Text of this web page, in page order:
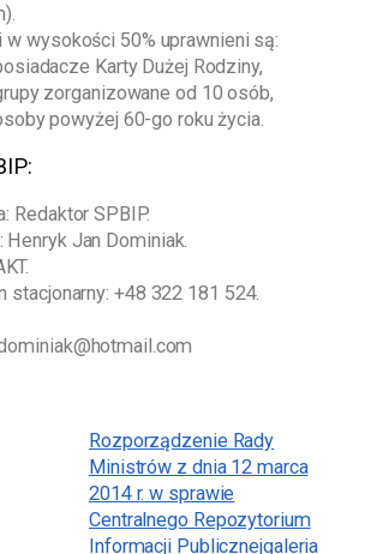
w wysokości 50% uprawnieni są:
Karty Dużej Rodziny,
zorganizowane od 10 osób,
powyżej 60-go roku życia.
Redaktor SPBIP.
Henryk Jan Dominiak
stacjonarny: +48 322 181 524.
Rozporządzenie Rady
Ministrów z dnia 12 marca
2014 r. w sprawie
Centralnego Repozytorium
Informacji Publicznejgaleria